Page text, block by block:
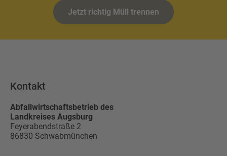
Jetzt richtig Müll trennen
Kontakt
Abfallwirtschaftsbetrieb des
Landkreises Augsburg
Feyerabendstraße 2
86830 Schwabmünchen